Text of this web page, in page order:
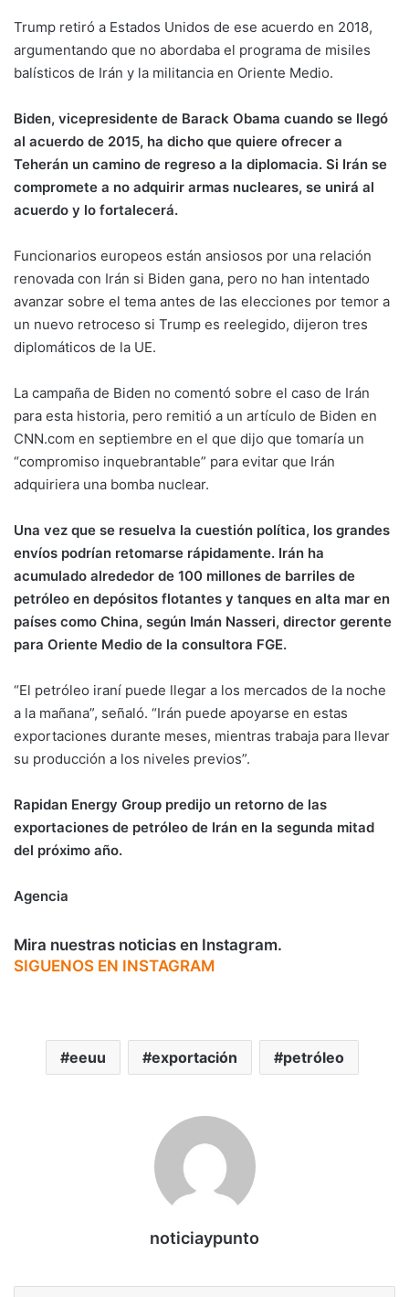
Trump retiró a Estados Unidos de ese acuerdo en 2018,
argumentando que no abordaba el programa de misiles
balísticos de Irán y la militancia en Oriente Medio.
Biden, vicepresidente de Barack Obama cuando se llegó
al acuerdo de 2015, ha dicho que quiere ofrecer a
Teherán un camino de regreso a la diplomacia. Si Irán se
compromete a no adquirir armas nucleares, se unirá al
acuerdo y lo fortalecerá.
Funcionarios europeos están ansiosos por una relación
renovada con Irán si Biden gana, pero no han intentado
avanzar sobre el tema antes de las elecciones por temor a
un nuevo retroceso si Trump es reelegido, dijeron tres
diplomáticos de la UE.
La campaña de Biden no comentó sobre el caso de Irán
para esta historia, pero remitió a un artículo de Biden en
CNN.com en septiembre en el que dijo que tomaría un
“compromiso inquebrantable” para evitar que Irán
adquiriera una bomba nuclear.
Una vez que se resuelva la cuestión política, los grandes
envíos podrían retomarse rápidamente. Irán ha
acumulado alrededor de 100 millones de barriles de
petróleo en depósitos flotantes y tanques en alta mar en
países como China, según Imán Nasseri, director gerente
para Oriente Medio de la consultora FGE.
“El petróleo iraní puede llegar a los mercados de la noche
a la mañana”, señaló. “Irán puede apoyarse en estas
exportaciones durante meses, mientras trabaja para llevar
su producción a los niveles previos”.
Rapidan Energy Group predijo un retorno de las
exportaciones de petróleo de Irán en la segunda mitad
del próximo año.
Agencia
Mira nuestras noticias en Instagram.
SIGUENOS EN INSTAGRAM
eeuu exportación petróleo
noticiaypunto